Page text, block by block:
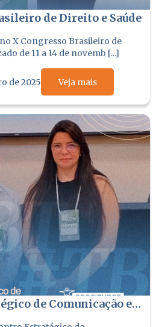
de Direito e Saúde
X Congresso Brasileiro de
de 11 a 14 de novemb [...]
de 2025 Veja mais
de Comunicação e
o Programa de